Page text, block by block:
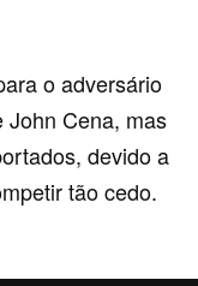
o adversário
John Cena, mas
devido a
tão cedo.